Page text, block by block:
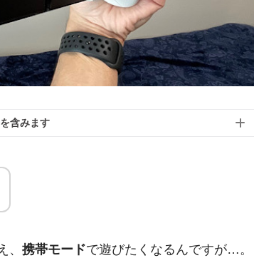
含みます
、 携帯モードで遊びたくなるんですが…。